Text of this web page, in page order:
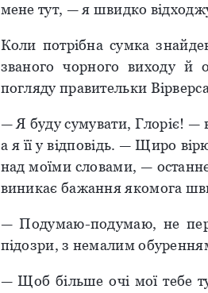
мене тут, — я швидко
Коли потрібна сумка
званого чорного виходу й
погляду правительки
— Я буду сумувати, Глоріє! —
а я її у відповідь. — Щиро
над моїми словами, —
виникає бажання якомога
— Подумаю-подумаю, не
підозри, з немалим
— Щоб більше очі мої тебе